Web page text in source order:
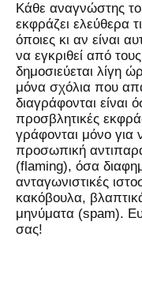
Kάθε αναγνώστης
εκφράζει ελεύθερα
όποιες κι αν είναι
να εγκριθεί από
δημοσιεύεται λίγη
μόνα σχόλια που
διαγράφονται είναι
προσβλητικές
γράφονται μόνο
προσωπική
(flaming), όσα
ανταγωνιστικές
κακόβουλα,
μηνύματα (spam).
σας!